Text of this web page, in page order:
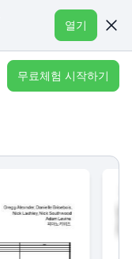
열기
무료체험 시작하기